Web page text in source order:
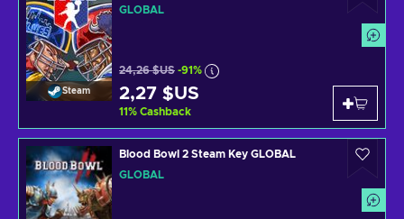
Steam
GLOBAL
24,26 $US -91%
2,27 $US
11% Cashback
Blood Bowl 2 Steam Key GLOBAL
GLOBAL